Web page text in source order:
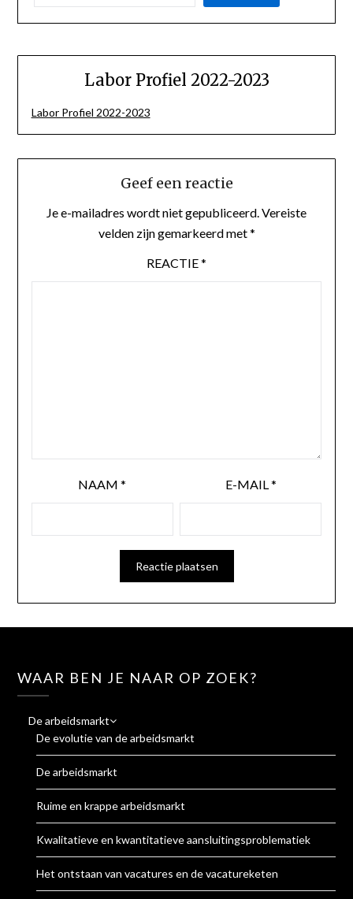
Labor Profiel 2022-2023
Labor Profiel 2022-2023
Geef een reactie
Je e-mailadres wordt niet gepubliceerd. Vereiste
velden zijn gemarkeerd met*
REACTIE*
NAAM* E-MAIL *
WAAR BEN JE NAAR OP ZOEK?
De arbeidsmarkt
De evolutie van de arbeidsmarkt
De arbeidsmarkt
Ruime en krappe arbeidsmarkt
Kwalitatieve en kwantitatieve aansluitingsproblematiek
Het ontstaan van vacatures en de vacatureketen